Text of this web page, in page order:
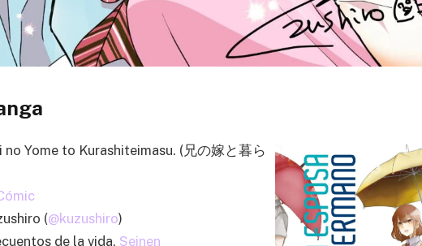
no Yome to Kurashiteimasu. (兄の嫁と暮ら
(@kuzushiro)
de la vida, Seinen